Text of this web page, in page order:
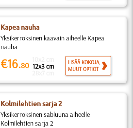
Kapea nauha
Yksikerroksinen kaavain aiheelle Kapea
nauha
€16.80 12x3 cm
LISÄÄ KOKOJA,
MUUT OPTIOT
Kolmilehtien sarja 2
Yksikerroksinen sabluuna aiheelle
Kolmilehtien sarja 2